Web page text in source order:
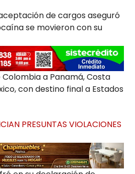
aceptación de cargos aseguró
se movieron con su
Colombia a Panamá, Costa
con destino final a Estados
PRESUNTAS VIOLACIONES